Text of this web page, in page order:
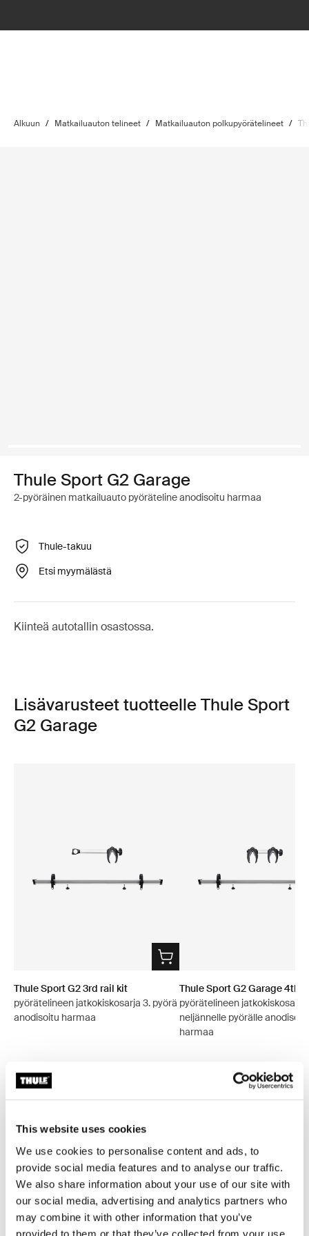
This website uses cookies
We use cookies to personalise content and ads, to
provide social media features and to analyse our traffic.
We also share information about your use of our site with
our social media, advertising and analytics partners who
may combine it with other information that you’ve
provided to them or that they’ve collected from your use
Alkuun / Matkailuauton telineet / Matkailuauton polkupyörätelineet /
Thule Sport G2 Garage
2-pyöräinen matkailuauto pyöräteline anodisoitu harmaa
Thule-takuu
Etsi myymälästä
Kiinteä autotallin osastossa.
Lisävarusteet tuotteelle Thule Sport
G2 Garage
Thule Sport G2 3rd rail kit
pyörätelineen jatkokiskosarja 3. pyörä
anodisoitu harmaa
Thule Sport G2 Garage 4th
pyörätelineen jatkokiskosarja
neljännelle pyörälle
harmaa
Toggle features
Kaikki ominaisuudet
Toggle techspec
Tekniset tiedot
Toggle guides and instructions
Ohjeet